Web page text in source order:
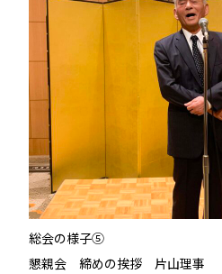
総会の様子⑤
懇親会 締めの挨拶 片山理事